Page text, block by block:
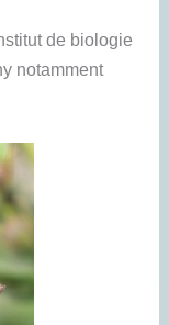
de biologie
notamment